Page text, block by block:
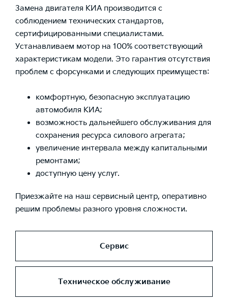
Замена двигателя КИА производится с
соблюдением технических стандартов,
сертифицированными специалистами.
Устанавливаем мотор на 100% соответствующий
характеристикам модели. Это гарантия отсутствия
проблем с форсунками и следующих преимуществ:
комфортную, безопасную эксплуатацию
автомобиля КИА;
возможность дальнейшего обслуживания для
сохранения ресурса силового агрегата;
увеличение интервала между капитальными
ремонтами;
доступную цену услуг.
Приезжайте на наш сервисный центр, оперативно
решим проблемы разного уровня сложности.
Сервис
Техническое обслуживание